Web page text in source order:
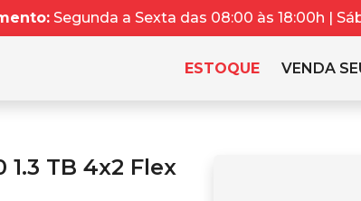
Segunda a Sexta das 08:00 às 18:00h |
ESTOQUE VENDA
1.3 TB 4x2 Flex